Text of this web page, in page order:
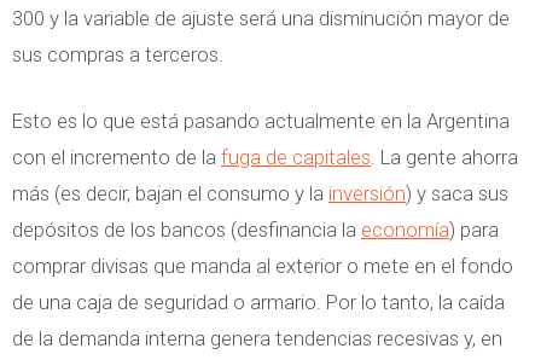
300 y la variable de ajuste será una disminución mayor de
sus compras a terceros.
Esto es lo que está pasando actualmente en la Argentina
con el incremento de la fuga de capitales . La gente ahorra
más (es decir, bajan el consumo y la inversión) y saca sus
depósitos de los bancos (desfinancia la economía) para
comprar divisas que manda al exterior o mete en el fondo
de una caja de seguridad o armario. Por lo tanto, la caída
de la demanda interna genera tendencias recesivas y, en